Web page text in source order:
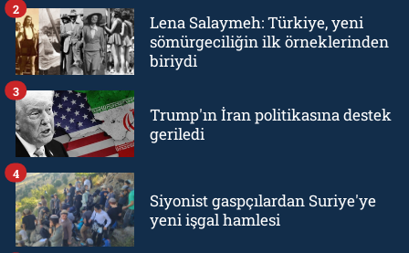
Lena Salaymeh: Türkiye, yeni
sömürgeciliğin ilk örneklerinden
biriydi
2
Trump'ın İran politikasına destek
geriledi
3
Siyonist gaspçılardan Suriye'ye
yeni işgal hamlesi
4